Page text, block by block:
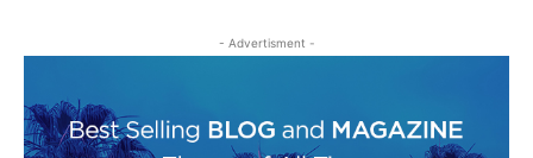
- Advertisment -